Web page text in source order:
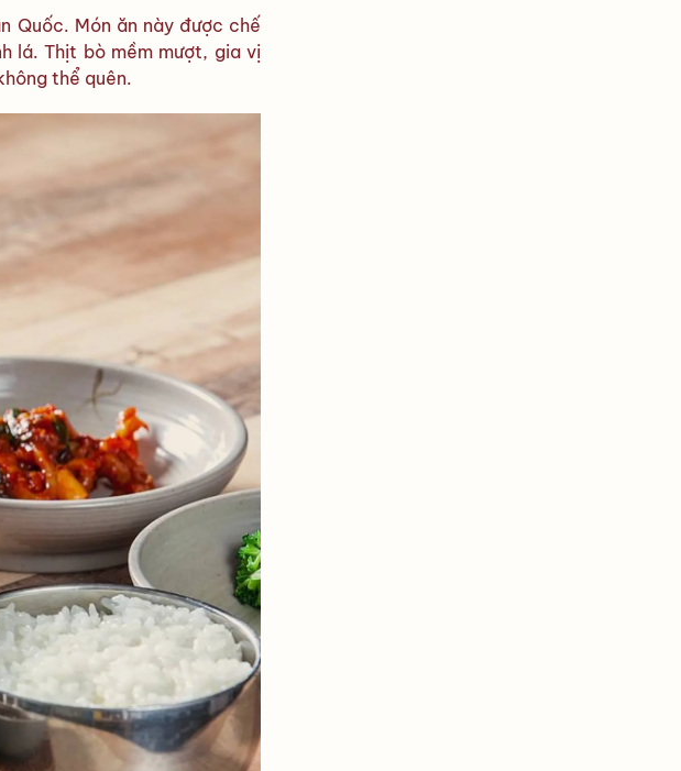
Quốc. Món ăn này được chế
lá. Thịt bò mềm mượt, gia vị
thể quên.